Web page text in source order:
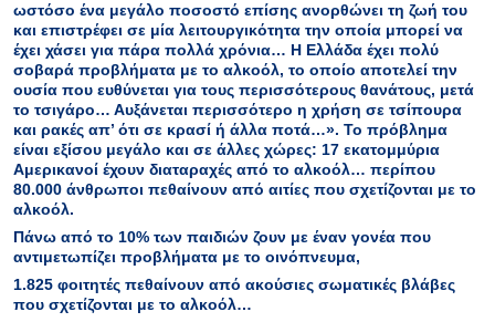
ωστόσο ένα μεγάλο ποσοστό επίσης ανορθώνει τη ζωή του
και επιστρέφει σε μία λειτουργικότητα την οποία μπορεί να
έχει χάσει για πάρα πολλά χρόνια… Η Ελλάδα έχει πολύ
σοβαρά προβλήματα με το αλκοόλ, το οποίο αποτελεί την
ουσία που ευθύνεται για τους περισσότερους θανάτους, μετά
το τσιγάρο… Αυξάνεται περισσότερο η χρήση σε τσίπουρα
και ρακές απ’ ότι σε κρασί ή άλλα ποτά…». Το πρόβλημα
είναι εξίσου μεγάλο και σε άλλες χώρες: 17 εκατομμύρια
Αμερικανοί έχουν διαταραχές από το αλκοόλ… περίπου
80.000 άνθρωποι πεθαίνουν από αιτίες που σχετίζονται με το
αλκοόλ.
Πάνω από το 10% των παιδιών ζουν με έναν γονέα που
αντιμετωπίζει προβλήματα με το οινόπνευμα,
1.825 φοιτητές πεθαίνουν από ακούσιες σωματικές βλάβες
που σχετίζονται με το αλκοόλ…